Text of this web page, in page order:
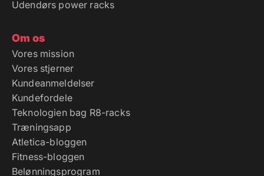
Udendørs power racks
Om os
Vores mission
Vores stjerner
Kundeanmeldelser
Kundefordele
Teknologien bag R8-racks
Træningsapp
Atletica-bloggen
Fitness-bloggen
Belønningsprogram